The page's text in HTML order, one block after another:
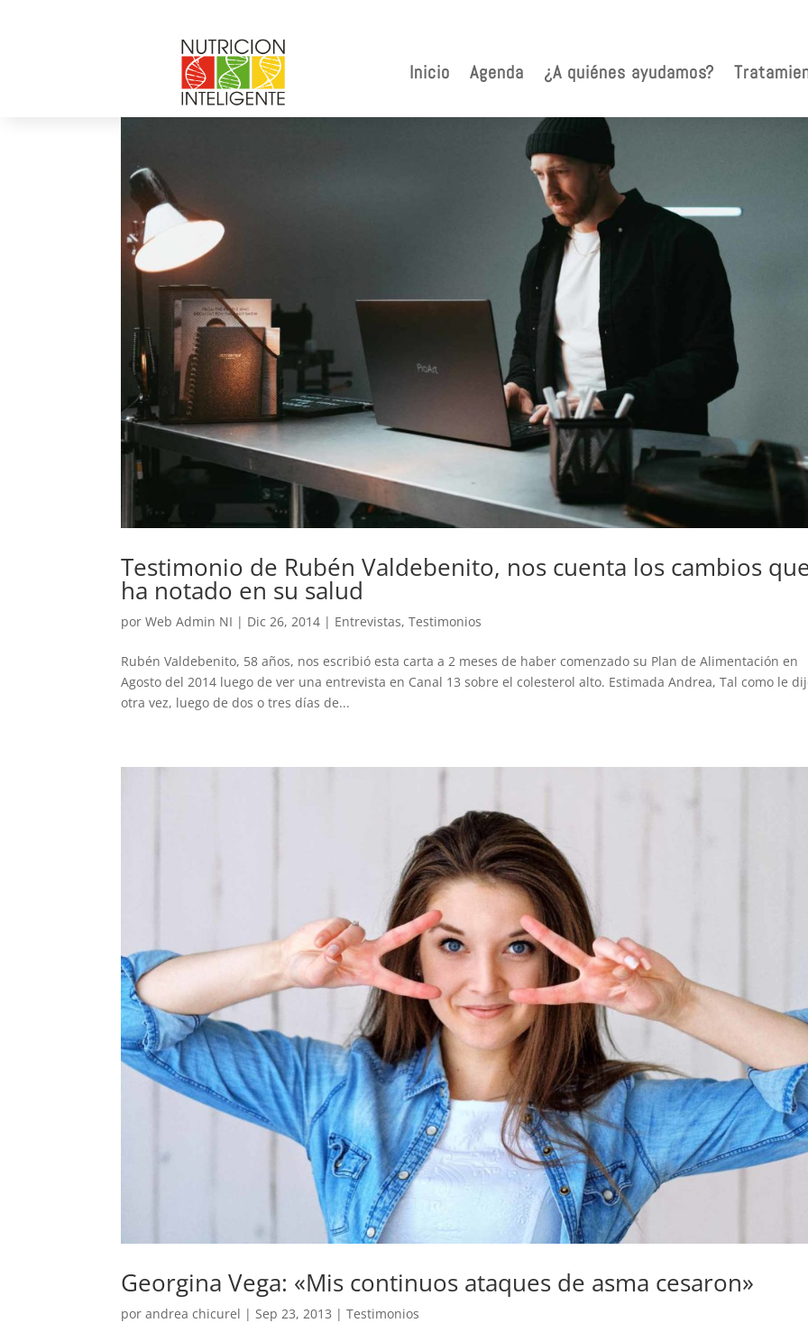
Inicio Agenda ¿A quiénes ayudamos?
Testimonio de Rubén Valdebenito, nos cuenta los cambios
ha notado en su salud
porWeb Admin NI | Dic 26, 2014 | Entrevistas,Testimonios
Rubén Valdebenito, 58 años, nos escribió esta carta a 2 meses de haber comenzado su Plan de Alimentación en
Agosto del 2014 luego de ver una entrevista en Canal 13 sobre el colesterol alto. Estimada Andrea, Tal como le
otra vez, luego de dos o tres días de...
Georgina Vega: «Mis continuos ataques de asma cesaron»
porandrea chicurel | Sep 23, 2013 |Testimonios